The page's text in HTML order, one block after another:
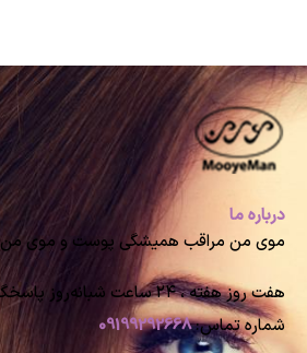
درباره ما
موی من مراقب همیشگی پوست و موی من
هفت روز هفته ، ۲۴ ساعت شبانه‌روز پاسخگوی شما هستیم
شماره تماس:09199292668